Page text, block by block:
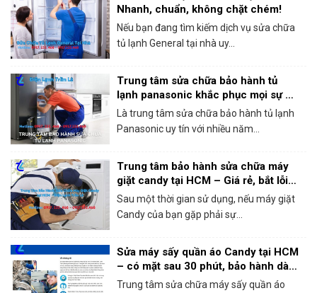
Nhanh, chuẩn, không chặt chém!
Nếu bạn đang tìm kiếm dịch vụ sửa chữa
tủ lạnh General tại nhà uy...
Trung tâm sửa chữa bảo hành tủ
lạnh panasonic khắc phục mọi sự cố
trong 1 lần gọi
Là trung tâm sửa chữa bảo hành tủ lạnh
Panasonic uy tín với nhiều năm...
Trung tâm bảo hành sửa chữa máy
giặt candy tại HCM – Giá rẻ, bắt lỗi
chính xác 100%
Sau một thời gian sử dụng, nếu máy giặt
Candy của bạn gặp phải sự...
Sửa máy sấy quần áo Candy tại HCM
– có mặt sau 30 phút, bảo hành dài
hạn!
Trung tâm sửa chữa máy sấy quần áo